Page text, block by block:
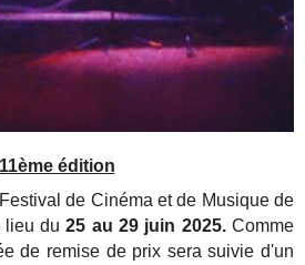
11ème édition
de Cinéma et de Musique de
lieu du 25 au 29 juin 2025.Comme
de remise de prix sera suivie d'un